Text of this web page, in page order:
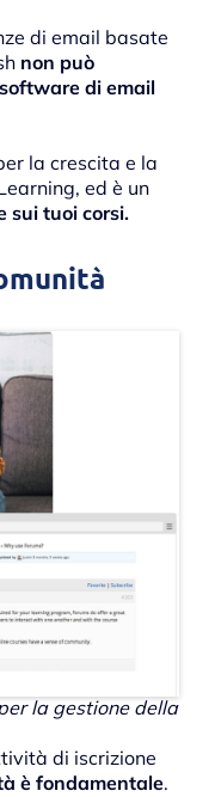
di email basate
non può
di email
la crescita e la
ed è un
sui tuoi corsi.
la gestione della
di iscrizione
è fondamentale.